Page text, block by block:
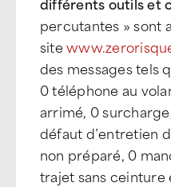
percutantes » sont
site
des messages tels
0 téléphone au
arrimé, 0
défaut d’entretien
non préparé, 0
trajet sans ceinture